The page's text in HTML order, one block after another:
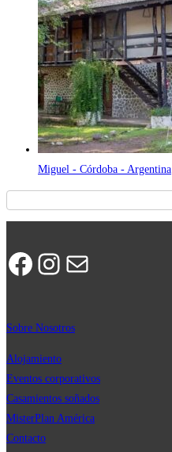
Miguel - Córdoba - Argentina
Facebook Instagram Correo electrónico
Sobre Nosotros
Alojamiento
Eventos corporativos
Casamientos soñados
MisterPlan América
Contacto